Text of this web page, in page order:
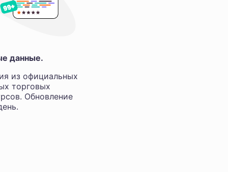
данные.
из официальных
торговых
Обновление